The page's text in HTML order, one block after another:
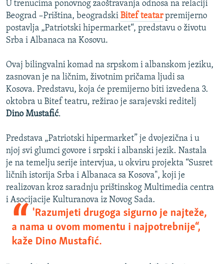
ISPRIČAJ MI
DNEVNO@RSE
SPECIJALI RSE
VIŠE OD NASLOVA
GENOCID U SREBRENICI
POPLAVE I KLIZIŠTA U BIH 2024.
TV LIBERTY
POST SCRIPTUM
MOJA EVROPA
TRI DECENIJE OD RATA U BIH
SVE KARTE DEJTONA
NASTANAK I RASPAD JUGOSLAVIJE
PRATITE NAS
Sve RFE/RL stranice
U trenucima ponovnog zaoštravanja odnosa na relaciji
Beograd –Priština, beogradski Bitef teatarpremijerno
postavlja „Patriotski hipermarket“, predstavu o životu
Srba i Albanaca na Kosovu.
Ovaj bilingvalni komad na srpskom i albanskom jeziku,
zasnovan je na ličnim, životnim pričama ljudi sa
Kosova. Predstavu, koja će premijerno biti izvedena 3.
oktobra u Bitef teatru, režirao je sarajevski reditelj
Dino Mustafić.
Predstava „Patriotski hipermarket” je dvojezična i u
njoj svi glumci govore i srpski i albanski jezik. Nastala
je na temelju serije intervjua, u okviru projekta “Susret
ličnih istorija Srba i Albanaca sa Kosova", koji je
realizovan kroz saradnju prištinskog Multimedia centra
i Asocijacije Kulturanova iz Novog Sada.
'Razumjeti drugoga sigurno je najteže,
a nama u ovom momentu i najpotrebnije“,
kaže Dino Mustafić.